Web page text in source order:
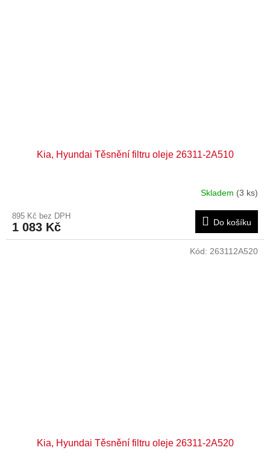
Kia, Hyundai Těsnění filtru oleje 26311-2A510
Skladem (3 ks)
895 Kč bez DPH
1 083 Kč Do košíku
Kia, Hyundai Těsnění filtru oleje 26311-2A520
Kód: 263112A520